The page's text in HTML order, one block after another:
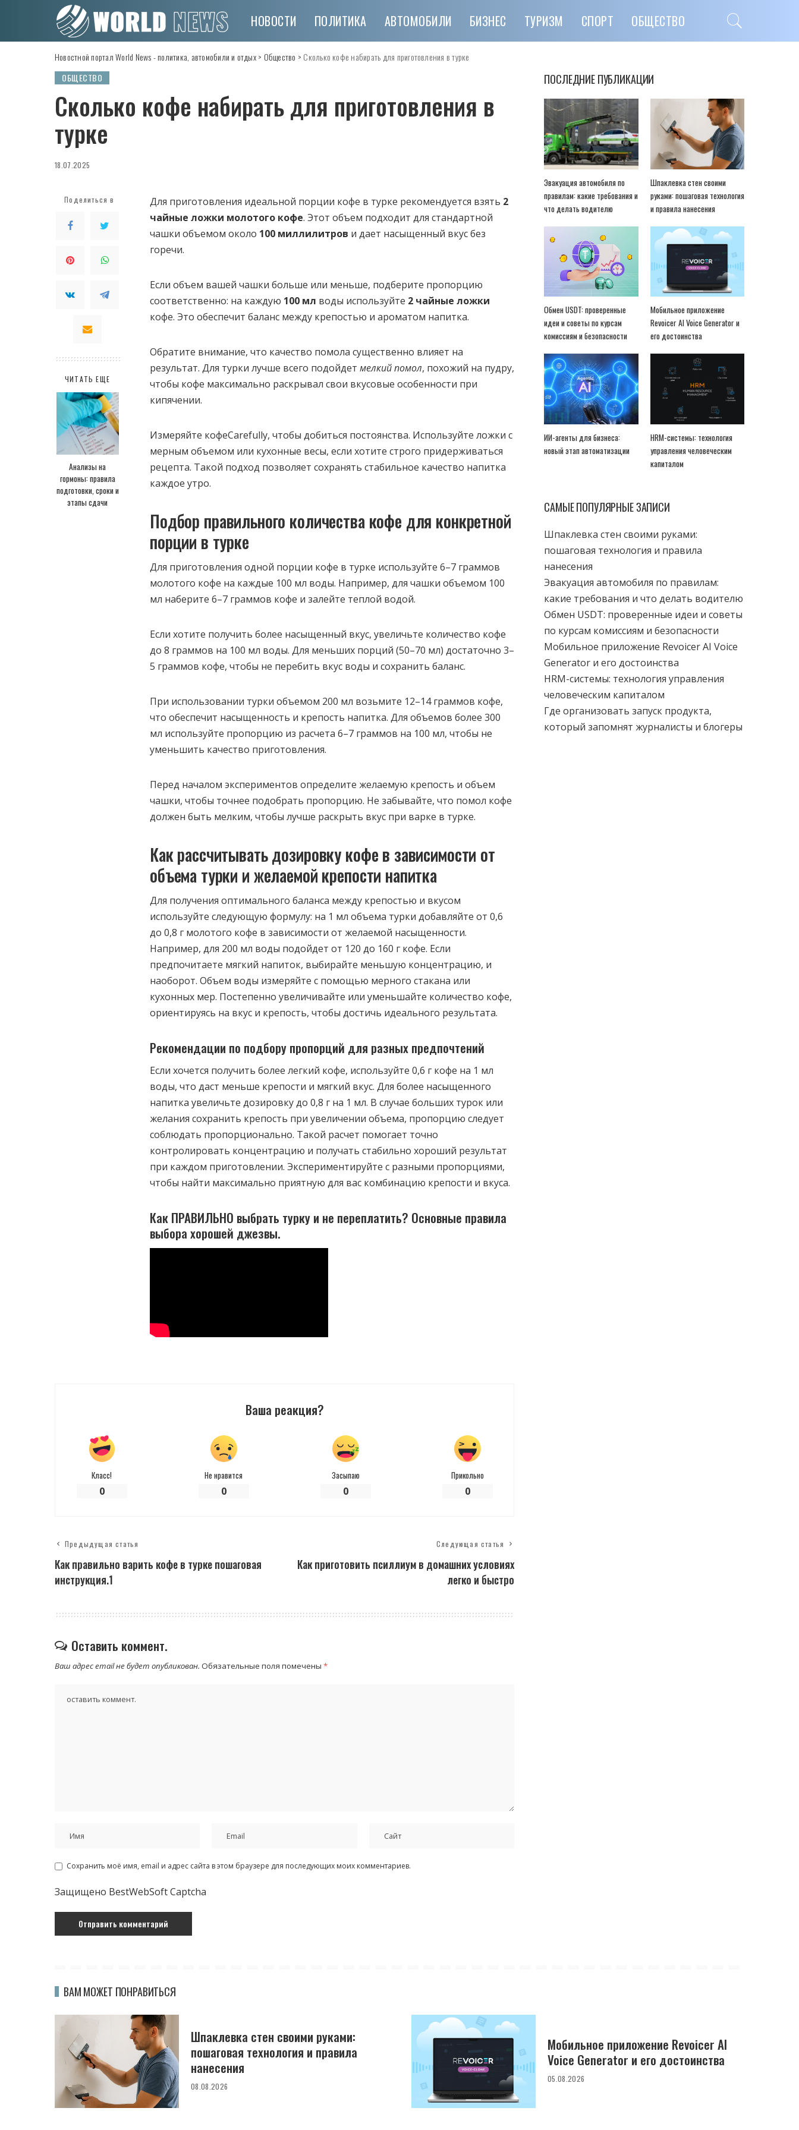
НОВОСТИ ПОЛИТИКА АВТОМОБИЛИ БИЗНЕС ТУРИЗМ СПОРТ ОБЩЕСТВО
Новостной портал World News - политика, автомобили и отдых> Общество > Сколько кофе набирать для приготовления в турке
ОБЩЕСТВО
Сколько кофе набирать для приготовления в
турке
18.07.2025
Поделиться в
ЧИТАТЬ ЕЩЕ
Анализы на
гормоны: правила
подготовки, сроки и
этапы сдачи
Для приготовления идеальной порции кофе в турке рекомендуется взять 2
чайные ложки молотого кофе. Этот объем подходит для стандартной
чашки объемом около 100 миллилитров и дает насыщенный вкус без
горечи.
Если объем вашей чашки больше или меньше, подберите пропорцию
соответственно: на каждую 100 мл воды используйте 2 чайные ложки
кофе. Это обеспечит баланс между крепостью и ароматом напитка.
Обратите внимание, что качество помола существенно влияет на
результат. Для турки лучше всего подойдет мелкий помол, похожий на пудру,
чтобы кофе максимально раскрывал свои вкусовые особенности при
кипячении.
Измеряйте кофеCarefully, чтобы добиться постоянства. Используйте ложки с
мерным объемом или кухонные весы, если хотите строго придерживаться
рецепта. Такой подход позволяет сохранять стабильное качество напитка
каждое утро.
Подбор правильного количества кофе для конкретной
порции в турке
Для приготовления одной порции кофе в турке используйте 6–7 граммов
молотого кофе на каждые 100 мл воды. Например, для чашки объемом 100
мл наберите 6–7 граммов кофе и залейте теплой водой.
Если хотите получить более насыщенный вкус, увеличьте количество кофе
до 8 граммов на 100 мл воды. Для меньших порций (50–70 мл) достаточно 3–
5 граммов кофе, чтобы не перебить вкус воды и сохранить баланс.
При использовании турки объемом 200 мл возьмите 12–14 граммов кофе,
что обеспечит насыщенность и крепость напитка. Для объемов более 300
мл используйте пропорцию из расчета 6–7 граммов на 100 мл, чтобы не
уменьшить качество приготовления.
Перед началом экспериментов определите желаемую крепость и объем
чашки, чтобы точнее подобрать пропорцию. Не забывайте, что помол кофе
должен быть мелким, чтобы лучше раскрыть вкус при варке в турке.
Как рассчитывать дозировку кофе в зависимости от
объема турки и желаемой крепости напитка
Для получения оптимального баланса между крепостью и вкусом
используйте следующую формулу: на 1 мл объема турки добавляйте от 0,6
до 0,8 г молотого кофе в зависимости от желаемой насыщенности.
Например, для 200 мл воды подойдет от 120 до 160 г кофе. Если
предпочитаете мягкий напиток, выбирайте меньшую концентрацию, и
наоборот. Объем воды измеряйте с помощью мерного стакана или
кухонных мер. Постепенно увеличивайте или уменьшайте количество кофе,
ориентируясь на вкус и крепость, чтобы достичь идеального результата.
Рекомендации по подбору пропорций для разных предпочтений
Если хочется получить более легкий кофе, используйте 0,6 г кофе на 1 мл
воды, что даст меньше крепости и мягкий вкус. Для более насыщенного
напитка увеличьте дозировку до 0,8 г на 1 мл. В случае больших турок или
желания сохранить крепость при увеличении объема, пропорцию следует
соблюдать пропорционально. Такой расчет помогает точно
контролировать концентрацию и получать стабильно хороший результат
при каждом приготовлении. Экспериментируйте с разными пропорциями,
чтобы найти максимально приятную для вас комбинацию крепости и вкуса.
Как ПРАВИЛЬНО выбрать турку и не переплатить? Основные правила
выбора хорошей джезвы.
Ваша реакция?
Класс!
0
Не нравится
0
Засыпаю
0
Прикольно
0
Предыдущая статья
Как правильно варить кофе в турке пошаговая
инструкция.1
Следующая статья
Как приготовить псиллиум в домашних условиях
легко и быстро
Оставить коммент.
Ваш адрес email не будет опубликован. Обязательные поля помечены *
Сохранить моё имя, email и адрес сайта в этом браузере для последующих моих комментариев.
Защищено BestWebSoft Captcha
ПОСЛЕДНИЕ ПУБЛИКАЦИИ
Эвакуация автомобиля по
правилам: какие требования и
что делать водителю
Шпаклевка стен своими
руками: пошаговая технология
и правила нанесения
Обмен USDT: проверенные
идеи и советы по курсам
комиссиям и безопасности
Мобильное приложение
Revoicer AI Voice Generator и
его достоинства
ИИ-агенты для бизнеса:
новый этап автоматизации
HRM-системы: технология
управления человеческим
капиталом
САМЫЕ ПОПУЛЯРНЫЕ ЗАПИСИ
Шпаклевка стен своими руками:
пошаговая технология и правила
нанесения
Эвакуация автомобиля по правилам:
какие требования и что делать водителю
Обмен USDT: проверенные идеи и советы
по курсам комиссиям и безопасности
Мобильное приложение Revoicer AI Voice
Generator и его достоинства
HRM-системы: технология управления
человеческим капиталом
Где организовать запуск продукта,
который запомнят журналисты и блогеры
ВАМ МОЖЕТ ПОНРАВИТЬСЯ
Шпаклевка стен своими руками:
пошаговая технология и правила
нанесения
08.08.2026
Мобильное приложение Revoicer AI
Voice Generator и его достоинства
05.08.2026